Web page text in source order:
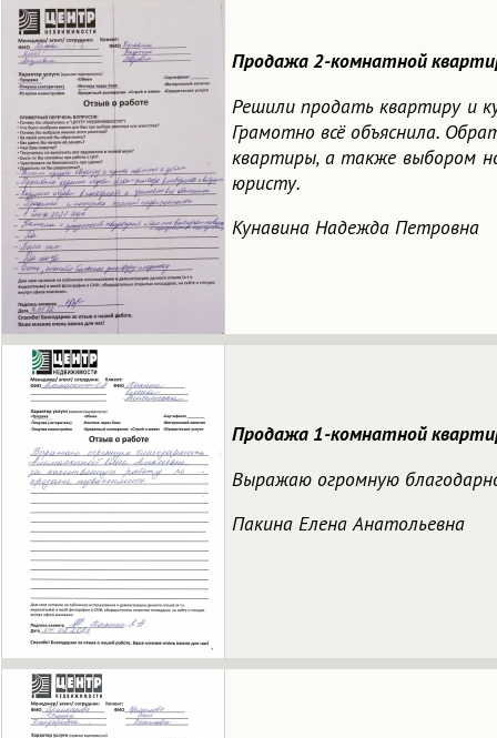
Продажа 2-комнатной
Решили продать квартиру и
Грамотно всё объяснила.
квартиры, а также выбором
юристу.
Кунавина Надежда Петровна
Продажа 1-комнатной
Выражаю огромную
Пакина Елена Анатольевна